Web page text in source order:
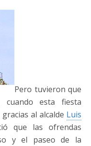
Pero tuvieron que
esta fiesta
al alcalde Luis
que las ofrendas
y el paseo de la